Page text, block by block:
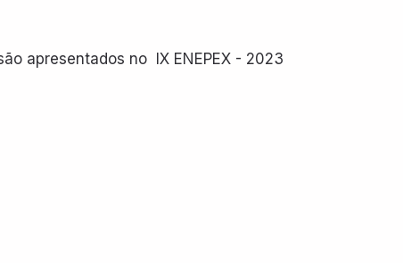
apresentados no  IX ENEPEX - 2023